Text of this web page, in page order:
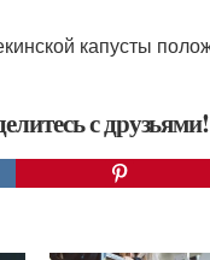
капусты
с друзьями!